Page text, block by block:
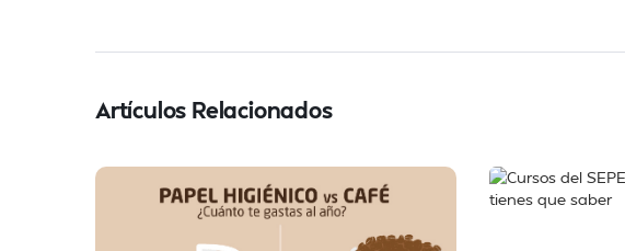
Artículos Relacionados